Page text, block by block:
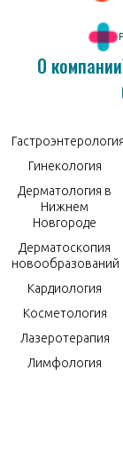
О компании
Гастроэнтерология
Гинекология
Дерматология в
Нижнем
Новгороде
Дерматоскопия
новообразований
Кардиология
Косметология
Лазеротерапия
Лимфология